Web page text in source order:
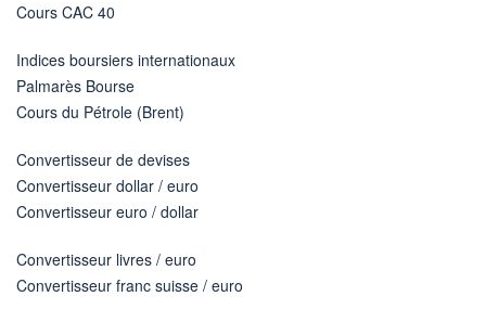
Cours CAC 40
Indices boursiers internationaux
Palmarès Bourse
Cours du Pétrole (Brent)
Convertisseur de devises
Convertisseur dollar / euro
Convertisseur euro / dollar
Convertisseur livres / euro
Convertisseur franc suisse / euro